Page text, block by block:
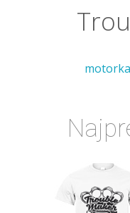
motorka